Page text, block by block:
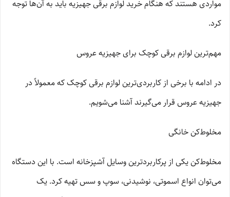
مواردی هستند که هنگام خرید لوازم برقی جهیزیه باید به آن‌ها توجه
کرد.
مهم‌ترین لوازم برقی کوچک برای جهیزیه عروس
در ادامه با برخی از کاربردی‌ترین لوازم برقی کوچک که معمولاً در
جهیزیه عروس قرار می‌گیرند آشنا می‌شویم.
مخلوط‌کن خانگی
مخلوط‌کن یکی از پرکاربردترین وسایل آشپزخانه است. با این دستگاه
می‌توان انواع اسموتی، نوشیدنی، سوپ و سس تهیه کرد. یک